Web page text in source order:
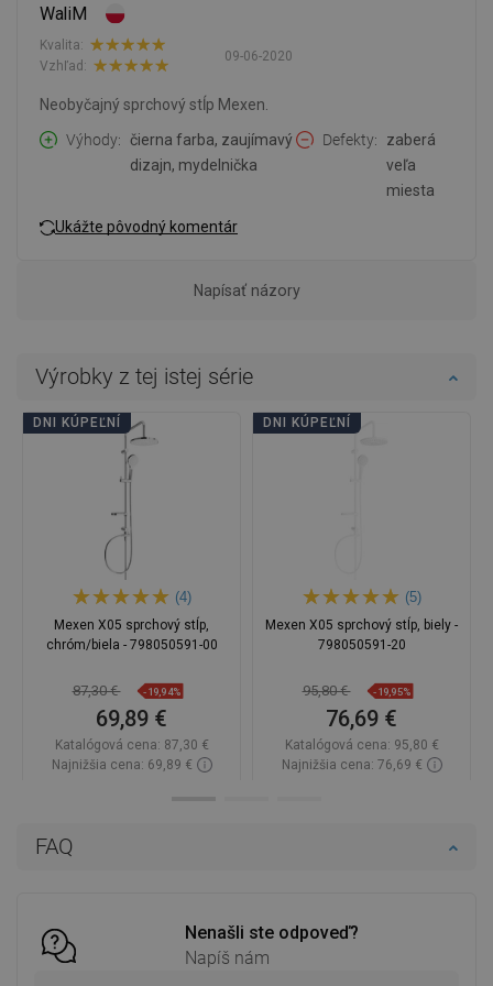
FAQ
Nenašli ste odpoveď?
Napíš nám
WaliM
09-06-2020
Kvalita:
Vzhľad:
Neobyčajný sprchový stĺp Mexen.
Výhody
čierna farba, zaujímavý
dizajn, mydelnička
Defekty
zaberá
veľa
miesta
Ukážte pôvodný komentár
Napísať názory
Výrobky z tej istej série
DNI KÚPEĽNÍ
(4)
Mexen X05 sprchový stĺp,
chróm/biela - 798050591-00
87,30 € -19,94%
69,89 €
Katalógová cena: 87,30 €
Najnižšia cena: 69,89 €
DNI KÚPEĽNÍ
(5)
Mexen X05 sprchový stĺp, biely -
798050591-20
95,80 € -19,95%
76,69 €
Katalógová cena: 95,80 €
Najnižšia cena: 76,69 €